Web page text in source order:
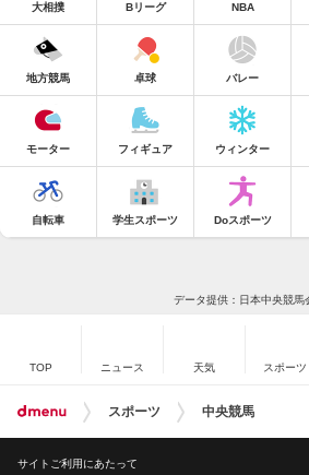
大相撲 Bリーグ NBA
地方競馬 卓球 バレー
モーター フィギュア ウィンター
自転車 学生スポーツ Doスポーツ
データ提供：日本中央競馬
TOP ニュース 天気 スポーツ
スポーツ 中央競馬
サイトご利用にあたって